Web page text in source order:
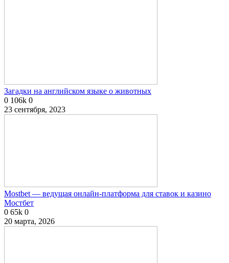
Загадки на английском языке о животных
0 106k 0
23 сентября, 2023
Mostbet — ведущая онлайн-платформа для ставок и казино
Мостбет
0 65k 0
20 марта, 2026